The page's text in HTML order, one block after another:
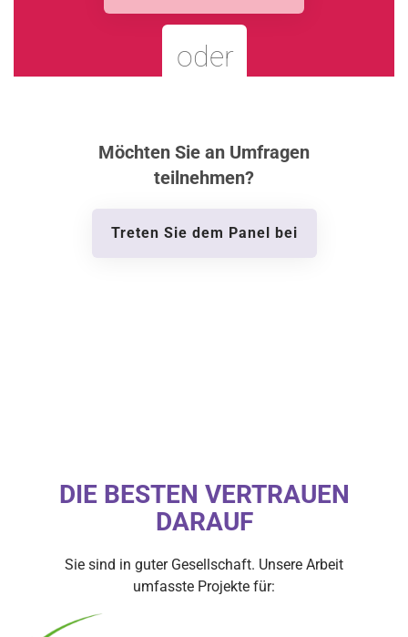
Möchten Sie an Umfragen
teilnehmen?
Treten Sie dem Panel bei
oder
DIE BESTEN VERTRAUEN
DARAUF
Sie sind in guter Gesellschaft. Unsere Arbeit
umfasste Projekte für: